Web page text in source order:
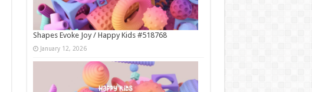
Shapes Evoke Joy / Happy Kids #518768
January 12, 2026